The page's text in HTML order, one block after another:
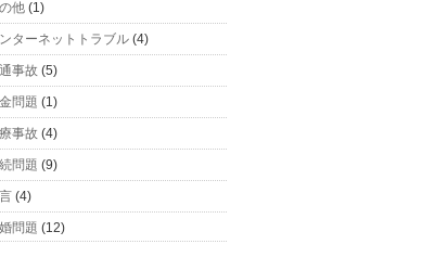
他 (1)
ンターネットトラブル (4)
事故 (5)
問題 (1)
事故 (4)
問題 (9)
(4)
問題 (12)